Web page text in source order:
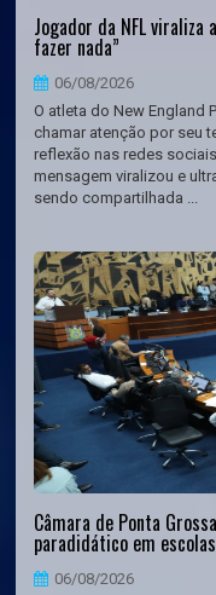
Jogador da NFL viraliza
fazer nada”
06/08/2026
O atleta do New England
chamar atenção por seu
reflexão nas redes
mensagem viralizou e
sendo compartilhada ...
Câmara de Ponta
paradidático em escolas
06/08/2026